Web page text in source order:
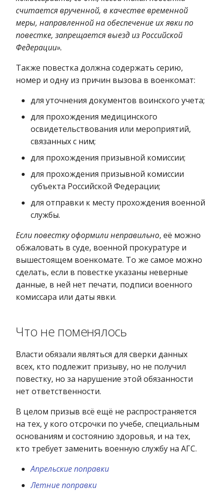
считается врученной, в качестве временной
меры, направленной на обеспечение их явки по
повестке, запрещается выезд из Российской
Федерации».
Также повестка должна содержать серию,
номер и одну из причин вызова в военкомат:
для уточнения документов воинского учета;
для прохождения медицинского
освидетельствования или мероприятий,
связанных с ним;
для прохождения призывной комиссии;
для прохождения призывной комиссии
субъекта Российской Федерации;
для отправки к месту прохождения военной
службы.
Если повестку оформили неправильно, её можно
обжаловать в суде, военной прокуратуре и
вышестоящем военкомате. То же самое можно
сделать, если в повестке указаны неверные
данные, в ней нет печати, подписи военного
комиссара или даты явки.
Что не поменялось
Власти обязали являться для сверки данных
всех, кто подлежит призыву, но не получил
повестку, но за нарушение этой обязанности
нет ответственности.
В целом призыв всё ещё не распространяется
на тех, у кого отсрочки по учебе, специальным
основаниям и состоянию здоровья, и на тех,
кто требует заменить военную службу на АГС.
Апрельские поправки
Летние поправки